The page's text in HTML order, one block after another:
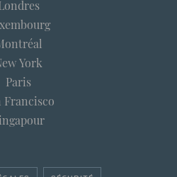
York
Paris
Francisco